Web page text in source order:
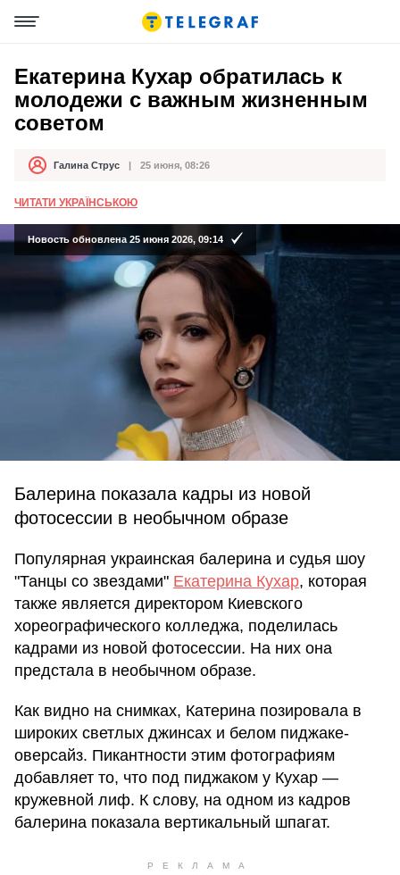
Екатерина Кухар обратилась к
молодежи с важным жизненным
советом
АвторГалина Струс
Дата публикации 25 июня, 08:26
ЧИТАТИ УКРАЇНСЬКОЮ
Новость обновлена 25 июня 2026, 09:14
Балерина показала кадры из новой
фотосессии в необычном образе
Популярная украинская балерина и судья шоу
"Танцы со звездами" Екатерина Кухар, которая
также является директором Киевского
хореографического колледжа, поделилась
кадрами из новой фотосессии. На них она
предстала в необычном образе.
Как видно на снимках, Катерина позировала в
широких светлых джинсах и белом пиджаке-
оверсайз. Пикантности этим фотографиям
добавляет то, что под пиджаком у Кухар —
кружевной лиф. К слову, на одном из кадров
балерина показала вертикальный шпагат.